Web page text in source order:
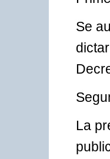
Se
La